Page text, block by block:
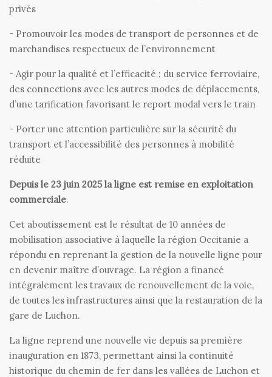
privés
- Promouvoir les modes de transport de personnes et de
marchandises respectueux de l’environnement
- Agir pour la qualité et l’efficacité : du service ferroviaire,
des connections avec les autres modes de déplacements,
d’une tarification favorisant le report modal vers le train
- Porter une attention particulière sur la sécurité du
transport et l’accessibilité des personnes à mobilité
réduite
Depuis le 23 juin 2025 la ligne est remise en exploitation
commerciale.
Cet aboutissement est le résultat de 10 années de
mobilisation associative à laquelle la région Occitanie a
répondu en reprenant la gestion de la nouvelle ligne pour
en devenir maître d’ouvrage. La région a financé
intégralement les travaux de renouvellement de la voie,
de toutes les infrastructures ainsi que la restauration de la
gare de Luchon.
La ligne reprend une nouvelle vie depuis sa première
inauguration en 1873, permettant ainsi la continuité
historique du chemin de fer dans les vallées de Luchon et